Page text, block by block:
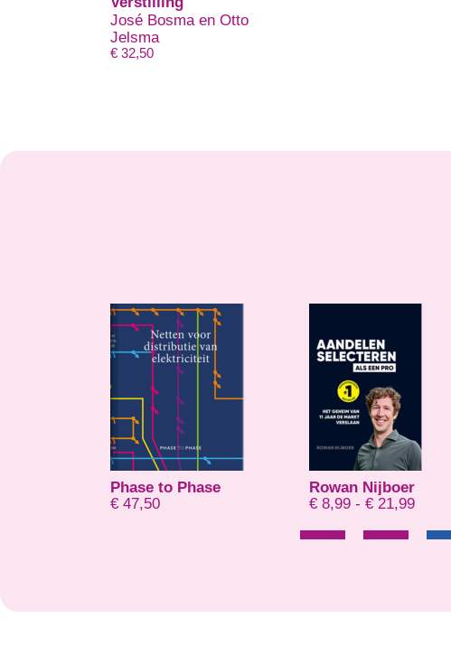
José Bosma en Otto
Jelsma
€ 32,50
Rowan Nijboer
€ 8,99 -
Betekenaar
€ 15,00